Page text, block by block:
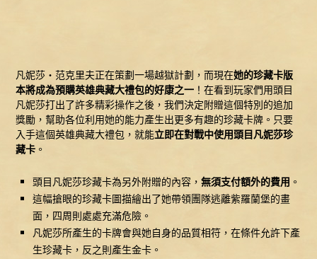
凡妮莎‧范克里夫正在策劃一場越獄計劃，而現在她的珍藏卡版
本將成為預購英雄典藏大禮包的好康之一 ！在看到玩家們用頭目
凡妮莎打出了許多精彩操作之後，我們決定附贈這個特別的追加
獎勵，幫助各位利用她的能力產生出更多有趣的珍藏卡牌。只要
入手這個英雄典藏大禮包，就能立即在對戰中使用頭目凡妮莎珍
藏卡 。
頭目凡妮莎珍藏卡為另外附贈的內容，無須支付額外的費用 。
這幅搶眼的珍藏卡圖描繪出了她帶領團隊逃離紫羅蘭堡的畫
面，四周則處處充滿危險。
凡妮莎所產生的卡牌會與她自身的品質相符，在條件允許下產
生珍藏卡，反之則產生金卡。